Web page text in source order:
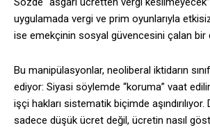
uygulamada vergi ve prim oyunlarıyla
ise emekçinin sosyal güvencesini çalan bir
Bu manipülasyonlar, neoliberal iktidarın
ediyor: Siyasi söylemde “koruma” vaat
işçi hakları sistematik biçimde aşındırılıyor.
sadece düşük ücret değil, ücretin nasıl